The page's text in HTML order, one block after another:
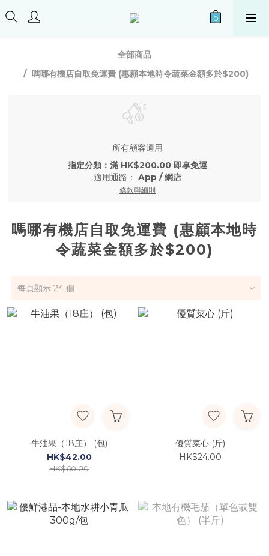
全部商品
嗎哪有機店自取免運費 (惠顧本地時令蔬菜金額多於$200)
所有顧客適用
指定分類：滿 HK$200.00 即享免運
適用通路： App / 網店
條款與細則
嗎哪有機店自取免運費 (惠顧本地時
令蔬菜金額多於$200)
每頁顯示 24 個
牛油果（18庄） (包)
HK$42.00
HK$60.00
優質菜心 (斤)
HK$24.00